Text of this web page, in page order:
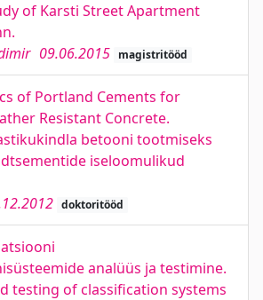
of Karsti Street Apartment
09.06.2015 magistritööd
of Portland Cements for
Resistant Concrete.
betooni tootmiseks
iseloomulikud
doktoritööd
analüüs ja testimine.
testing of classification systems